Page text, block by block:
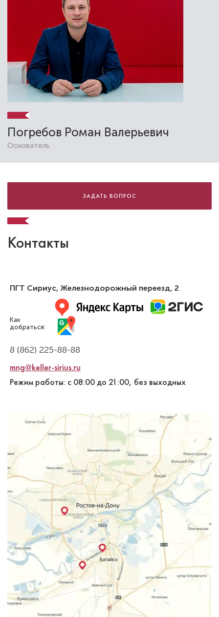
Преимущества имплантов Lenmiriot
Какое отбеливание зубов выбрать:
рейтинг самых безопасных и
Виды несъемных зубных протезов:
выбираем лучшие
Погребов Роман Валерьевич
Основатель
ЗАДАТЬ ВОПРОС
Контакты
ПГТ Сириус, Железнодорожный переезд, 2
Как
добраться:
8 (862) 225-88-88
mng@keller-sirius.ru
Режим работы: с 08:00 до 21:00, без выходных